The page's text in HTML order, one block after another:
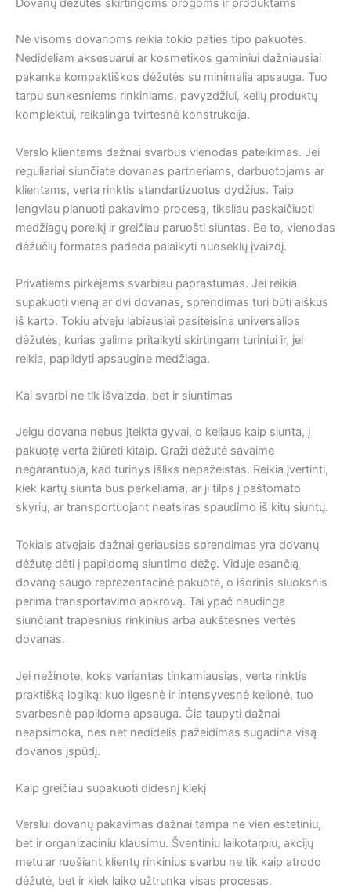
Dovanų dėžutės skirtingoms progoms ir produktams
Ne visoms dovanoms reikia tokio paties tipo pakuotės.
Nedideliam aksesuarui ar kosmetikos gaminiui dažniausiai
pakanka kompaktiškos dėžutės su minimalia apsauga. Tuo
tarpu sunkesniems rinkiniams, pavyzdžiui, kelių produktų
komplektui, reikalinga tvirtesnė konstrukcija.
Verslo klientams dažnai svarbus vienodas pateikimas. Jei
reguliariai siunčiate dovanas partneriams, darbuotojams ar
klientams, verta rinktis standartizuotus dydžius. Taip
lengviau planuoti pakavimo procesą, tiksliau paskaičiuoti
medžiagų poreikį ir greičiau paruošti siuntas. Be to, vienodas
dėžučių formatas padeda palaikyti nuoseklų įvaizdį.
Privatiems pirkėjams svarbiau paprastumas. Jei reikia
supakuoti vieną ar dvi dovanas, sprendimas turi būti aiškus
iš karto. Tokiu atveju labiausiai pasiteisina universalios
dėžutės, kurias galima pritaikyti skirtingam turiniui ir, jei
reikia, papildyti apsaugine medžiaga.
Kai svarbi ne tik išvaizda, bet ir siuntimas
Jeigu dovana nebus įteikta gyvai, o keliaus kaip siunta, į
pakuotę verta žiūrėti kitaip. Graži dėžutė savaime
negarantuoja, kad turinys išliks nepažeistas. Reikia įvertinti,
kiek kartų siunta bus perkeliama, ar ji tilps į paštomato
skyrių, ar transportuojant neatsiras spaudimo iš kitų siuntų.
Tokiais atvejais dažnai geriausias sprendimas yra dovanų
dėžutę dėti į papildomą siuntimo dėžę. Viduje esančią
dovaną saugo reprezentacinė pakuotė, o išorinis sluoksnis
perima transportavimo apkrovą. Tai ypač naudinga
siunčiant trapesnius rinkinius arba aukštesnės vertės
dovanas.
Jei nežinote, koks variantas tinkamiausias, verta rinktis
praktišką logiką: kuo ilgesnė ir intensyvesnė kelionė, tuo
svarbesnė papildoma apsauga. Čia taupyti dažnai
neapsimoka, nes net nedidelis pažeidimas sugadina visą
dovanos įspūdį.
Kaip greičiau supakuoti didesnį kiekį
Verslui dovanų pakavimas dažnai tampa ne vien estetiniu,
bet ir organizaciniu klausimu. Šventiniu laikotarpiu, akcijų
metu ar ruošiant klientų rinkinius svarbu ne tik kaip atrodo
dėžutė, bet ir kiek laiko užtrunka visas procesas.